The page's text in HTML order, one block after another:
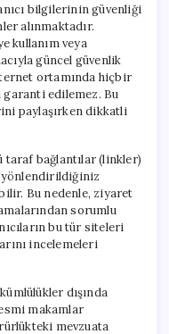
bilgilerinin güvenliği
alınmaktadır.
kullanım veya
güncel güvenlik
ortamında hiçbir
garanti edilemez. Bu
paylaşırken dikkatli
taraf bağlantılar (linkler)
yönlendirildiğiniz
Bu nedenle, ziyaret
sorumlu
bu tür siteleri
incelemeleri
dışında
makamlar
mevzuata